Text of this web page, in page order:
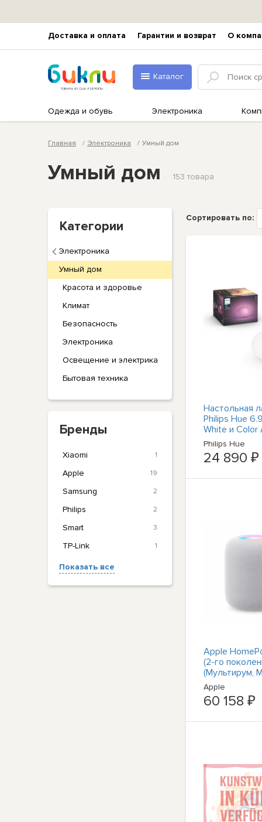
Доставка и оплата Гарантии и возврат О
Каталог
Одежда и обувь Электроника
Главная Электроника Умный дом
Умный дом 153 товарa
Категории
Электроника
Умный дом
Красота и здоровье
Климат
Безопасность
Электроника
Освещение и электрика
Бытовая техника
Бренды
Xiaomi 1
Apple 19
Samsung 2
Philips 2
Smart 3
TP-Link 1
Показать все
Сортировать по:
Настольная
Philips Hue
White и Color
Philips Hue
24 890 ₽
Apple
(2-го
(Мультирум,
#1906924
Apple
60 158 ₽